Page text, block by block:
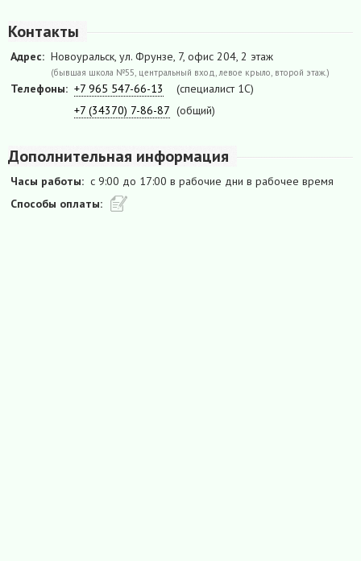
Контакты
Адрес: Новоуральск, ул. Фрунзе, 7, офис 204, 2 этаж
(бывшая школа №55, центральный вход, левое крыло, второй этаж.)
Телефоны: +7 965 547-66-13
(специалист 1С)
+7 (34370) 7-86-87 (общий)
Дополнительная информация
Часы работы: с 9:00 до 17:00 в рабочие дни в рабочее время
Способы оплаты: